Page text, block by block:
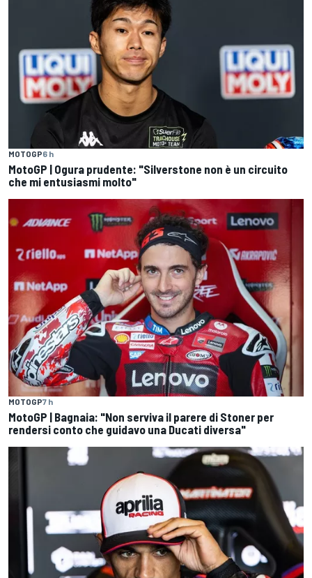
MOTOGP6 h
MotoGP | Ogura prudente: "Silverstone non è un circuito
che mi entusiasmi molto"
MOTOGP7 h
MotoGP | Bagnaia: "Non serviva il parere di Stoner per
rendersi conto che guidavo una Ducati diversa"